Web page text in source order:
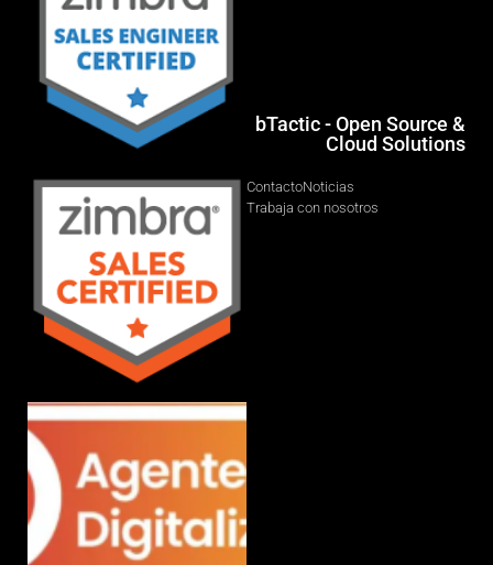
bTactic - Open Source &
Cloud Solutions
ContactoNoticias
Trabaja con nosotros